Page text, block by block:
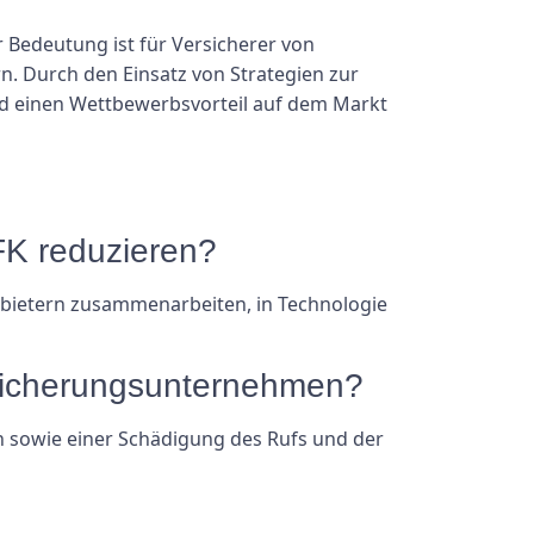
Bedeutung ist für Versicherer von
Durch den Einsatz von Strategien zur
einen Wettbewerbsvorteil auf dem Markt
reduzieren?
zusammenarbeiten, in Technologie
einer Schädigung des Rufs und der